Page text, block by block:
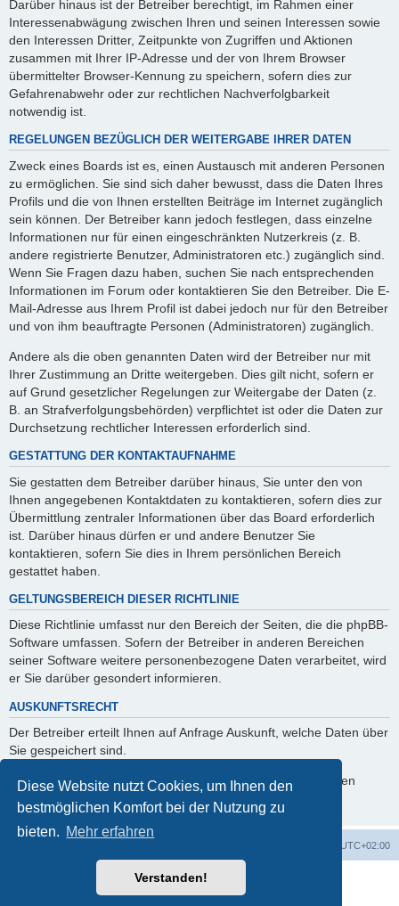
Diese Website nutzt Cookies, um Ihnen den
bestmöglichen Komfort bei der Nutzung zu
bieten. Mehr erfahren
Verstanden!
Darüber hinaus ist der Betreiber berechtigt, im Rahmen einer
Interessenabwägung zwischen Ihren und seinen Interessen sowie
den Interessen Dritter, Zeitpunkte von Zugriffen und Aktionen
zusammen mit Ihrer IP-Adresse und der von Ihrem Browser
übermittelter Browser-Kennung zu speichern, sofern dies zur
Gefahrenabwehr oder zur rechtlichen Nachverfolgbarkeit
notwendig ist.
REGELUNGEN BEZÜGLICH DER WEITERGABE IHRER DATEN
Zweck eines Boards ist es, einen Austausch mit anderen Personen
zu ermöglichen. Sie sind sich daher bewusst, dass die Daten Ihres
Profils und die von Ihnen erstellten Beiträge im Internet zugänglich
sein können. Der Betreiber kann jedoch festlegen, dass einzelne
Informationen nur für einen eingeschränkten Nutzerkreis (z. B.
andere registrierte Benutzer, Administratoren etc.) zugänglich sind.
Wenn Sie Fragen dazu haben, suchen Sie nach entsprechenden
Informationen im Forum oder kontaktieren Sie den Betreiber. Die E-
Mail-Adresse aus Ihrem Profil ist dabei jedoch nur für den Betreiber
und von ihm beauftragte Personen (Administratoren) zugänglich.
Andere als die oben genannten Daten wird der Betreiber nur mit
Ihrer Zustimmung an Dritte weitergeben. Dies gilt nicht, sofern er
auf Grund gesetzlicher Regelungen zur Weitergabe der Daten (z.
B. an Strafverfolgungsbehörden) verpflichtet ist oder die Daten zur
Durchsetzung rechtlicher Interessen erforderlich sind.
GESTATTUNG DER KONTAKTAUFNAHME
Sie gestatten dem Betreiber darüber hinaus, Sie unter den von
Ihnen angegebenen Kontaktdaten zu kontaktieren, sofern dies zur
Übermittlung zentraler Informationen über das Board erforderlich
ist. Darüber hinaus dürfen er und andere Benutzer Sie
kontaktieren, sofern Sie dies in Ihrem persönlichen Bereich
gestattet haben.
GELTUNGSBEREICH DIESER RICHTLINIE
Diese Richtlinie umfasst nur den Bereich der Seiten, die die phpBB-
Software umfassen. Sofern der Betreiber in anderen Bereichen
seiner Software weitere personenbezogene Daten verarbeitet, wird
er Sie darüber gesondert informieren.
AUSKUNFTSRECHT
Der Betreiber erteilt Ihnen auf Anfrage Auskunft, welche Daten über
Sie gespeichert sind.
Sie können jederzeit die Löschung bzw. Sperrung Ihrer Daten
verlangen. Kontaktieren Sie hierzu bitte den Betreiber.
UTC+02:00
Powered byphpBB® Forum Software © phpBB Limited
phpBB.de